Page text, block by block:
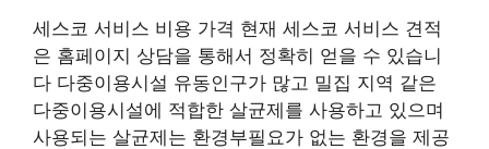
세스코 서비스 비용 가격 현재 세스코 서비스 견적
은 홈페이지 상담을 통해서 정확히 얻을 수 있습니
다 다중이용시설 유동인구가 많고 밀집 지역 같은
다중이용시설에 적합한 살균제를 사용하고 있으며
사용되는 살균제는 환경부필요가 없는 환경을 제공